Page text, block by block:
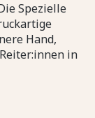
Spezielle
Hand,
in